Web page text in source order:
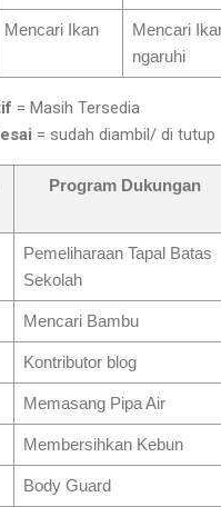
Mencari Ikan
Mencari
ngaruhi
= Masih Tersedia
= sudah diambil/ di tutup
Program Dukungan
Pemeliharaan Tapal Batas
Sekolah
Mencari Bambu
Kontributor blog
Memasang Pipa Air
Membersihkan Kebun
Body Guard